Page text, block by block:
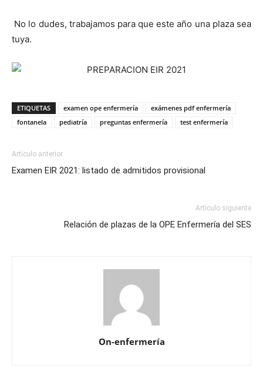
No lo dudes, trabajamos para que este año una plaza sea
tuya.
ETIQUETAS examen ope enfermería
exámenes pdf enfermería
fontanela
pediatría preguntas enfermería test enfermería
Artículo anterior
Examen EIR 2021: listado de admitidos provisional
Artículo siguiente
Relación de plazas de la OPE Enfermería del SES
On-enfermería